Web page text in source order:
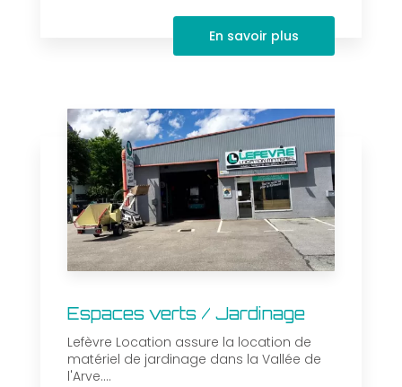
En savoir plus
Espaces verts / Jardinage
Lefèvre Location assure la location de
matériel de jardinage dans la Vallée de
l'Arve....